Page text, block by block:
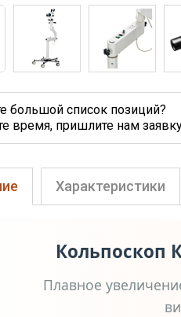
большой список позиций?
время, пришлите нам
Кольпоскоп
Плавное
Характеристики